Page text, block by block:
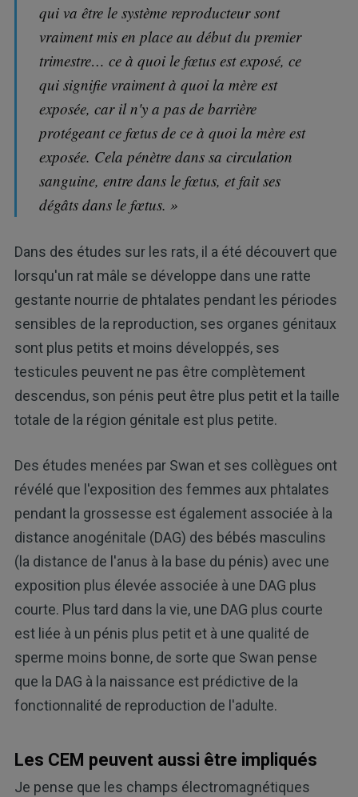
qui va être le système reproducteur sont
vraiment mis en place au début du premier
trimestre… ce à quoi le fœtus est exposé, ce
qui signifie vraiment à quoi la mère est
exposée, car il n'y a pas de barrière
protégeant ce fœtus de ce à quoi la mère est
exposée. Cela pénètre dans sa circulation
sanguine, entre dans le fœtus, et fait ses
dégâts dans le fœtus. »
Dans des études sur les rats, il a été découvert que
lorsqu'un rat mâle se développe dans une ratte
gestante nourrie de phtalates pendant les périodes
sensibles de la reproduction, ses organes génitaux
sont plus petits et moins développés, ses
testicules peuvent ne pas être complètement
descendus, son pénis peut être plus petit et la taille
totale de la région génitale est plus petite.
Des études menées par Swan et ses collègues ont
révélé que l'exposition des femmes aux phtalates
pendant la grossesse est également associée à la
distance anogénitale (DAG) des bébés masculins
(la distance de l'anus à la base du pénis) avec une
exposition plus élevée associée à une DAG plus
courte. Plus tard dans la vie, une DAG plus courte
est liée à un pénis plus petit et à une qualité de
sperme moins bonne, de sorte que Swan pense
que la DAG à la naissance est prédictive de la
fonctionnalité de reproduction de l'adulte.
Les CEM peuvent aussi être impliqués
Je pense que les champs électromagnétiques